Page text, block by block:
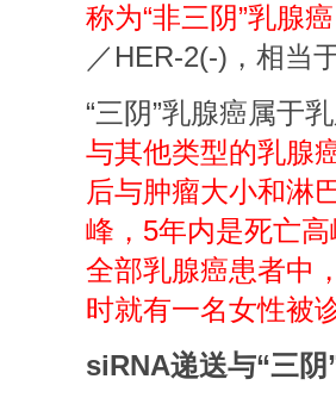
称为“非三阴”乳腺
／HER-2(-)，相当
“三阴”乳腺癌属于
与其他类型的乳腺
后与肿瘤大小和淋
峰，5年内是死亡
全部乳腺癌患者中
时就有一名女性被
siRNA递送与“三